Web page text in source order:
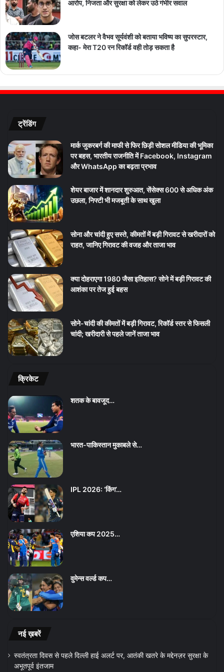
आरोप, निजता और सुरक्षा को लेकर उठे गंभीर सवाल
जोस बटलर ने वैभव सूर्यवंशी को बताया भविष्य का सुपरस्टार,
कहा- मेरा T20 रन रिकॉर्ड वही तोड़ सकता है
ट्रेंडिंग
मार्क जुकरबर्ग की माफी से फिर छिड़ी सोशल मीडिया की भूमिका
पर बहस, भारतीय राजनीति में Facebook, Instagram
और WhatsApp का बढ़ता प्रभाव
शेयर बाजार में शानदार शुरुआत, सेंसेक्स 600 से अधिक अंक
उछला, निफ्टी भी मजबूती के साथ खुला
सोना और चांदी हुए सस्ते, कीमतों में बड़ी गिरावट से खरीदारों को
राहत, जानिए गिरावट की वजह और ताजा भाव
क्या दोहराएगा 1980 जैसा इतिहास? सोने में बड़ी गिरावट की
आशंका पर तेज हुई बहस
सोने-चांदी की कीमतों में बड़ी गिरावट, रिकॉर्ड स्तर से फिसली
चांदी; खरीदारी से पहले जानें ताजा भाव
क्रिकेट
शतक के बावजूद…
भारत-पाकिस्तान मुकाबले से…
IPL 2026: ‘किंग’…
एशिया कप 2025…
वुमेन्स वर्ल्ड कप…
नई ख़बरें
स्वतंत्रता दिवस से पहले दिल्ली हाई अलर्ट पर, आतंकी खतरे के मद्देनज़र सुरक्षा के
अभूतपूर्व इंतजाम